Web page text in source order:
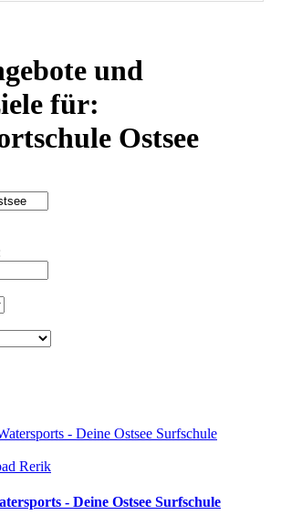
und
für:
Ostsee
Rerik
- Deine Ostsee Surfschule